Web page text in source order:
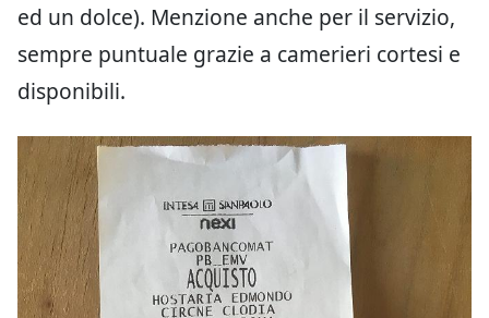
ed un dolce). Menzione anche per il servizio,
sempre puntuale grazie a camerieri cortesi e
disponibili.